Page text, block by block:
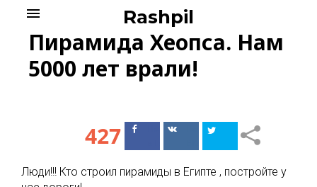
content
Rashpil
menu
Пирамида Хеопса. Нам
5000 лет врали!
427
ПоделитьсяПоделиться
Люди!!! Кто строил пирамиды в Египте , постройте у